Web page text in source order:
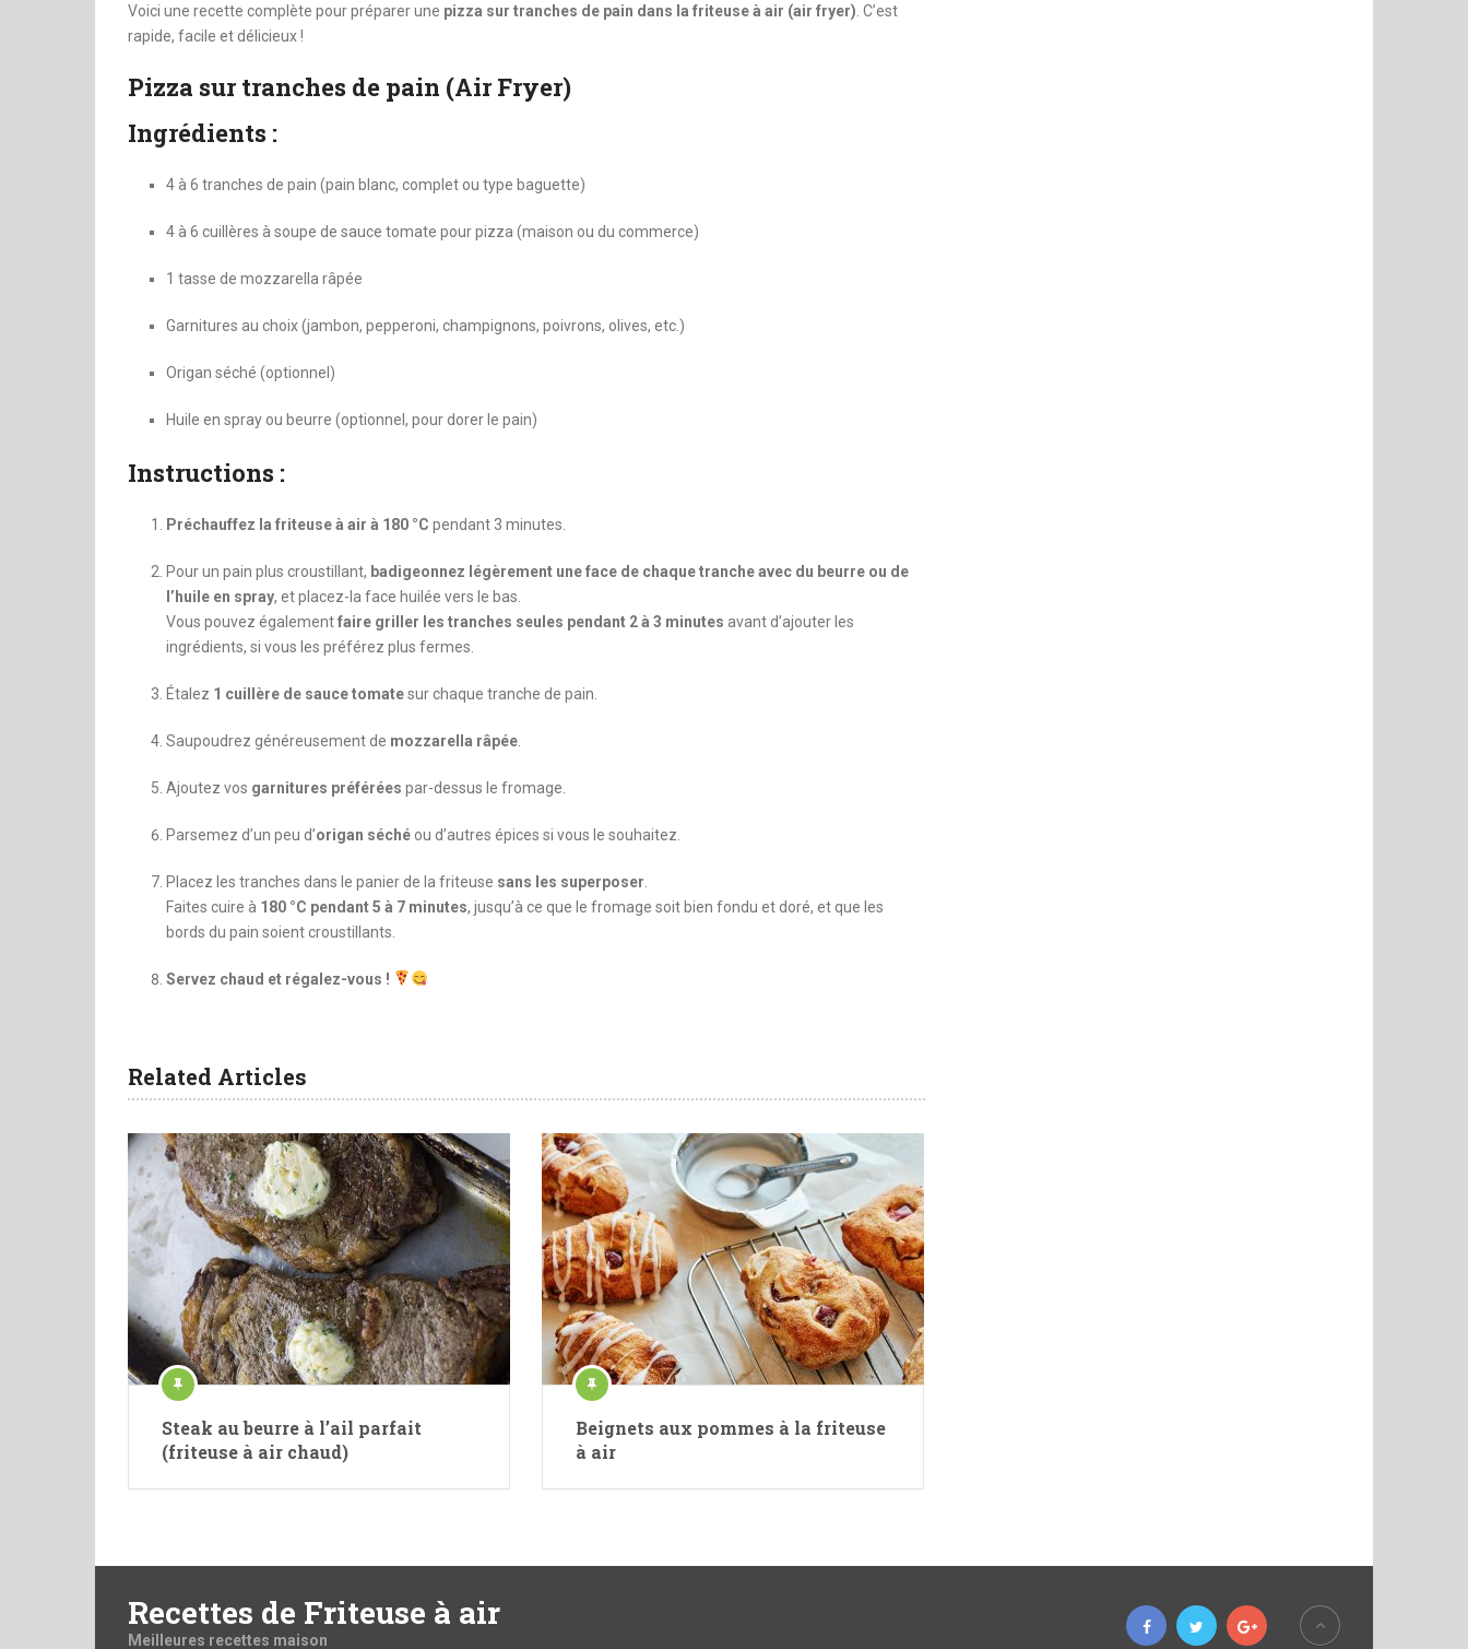
Voici une recette complète pour préparer une pizza sur tranches de pain dans la friteuse à air (air fryer) . C’est
rapide, facile et délicieux !
Pizza sur tranches de pain (Air Fryer)
Ingrédients :
4 à 6 tranches de pain (pain blanc, complet ou type baguette)
4 à 6 cuillères à soupe de sauce tomate pour pizza (maison ou du commerce)
1 tasse de mozzarella râpée
Garnitures au choix (jambon, pepperoni, champignons, poivrons, olives, etc.)
Origan séché (optionnel)
Huile en spray ou beurre (optionnel, pour dorer le pain)
Instructions :
Préchauffez la friteuse à air à 180 °C pendant 3 minutes.
Pour un pain plus croustillant, badigeonnez légèrement une face de chaque tranche avec du beurre ou de
l’huile en spray, et placez-la face huilée vers le bas.
Vous pouvez égalementfaire griller les tranches seules pendant 2 à 3 minutes avant d’ajouter les
ingrédients, si vous les préférez plus fermes.
Étalez 1 cuillère de sauce tomatesur chaque tranche de pain.
Saupoudrez généreusement de mozzarella râpée
Ajoutez vos garnitures préférées par-dessus le fromage.
Parsemez d’un peu d’origan séché ou d’autres épices si vous le souhaitez.
Placez les tranches dans le panier de la friteuse sans les superposer
Faites cuire à 180 °C pendant 5 à 7 minutes, jusqu’à ce que le fromage soit bien fondu et doré, et que les
bords du pain soient croustillants.
Servez chaud et régalez-vous !
Related Articles
Steak au beurre à l’ail parfait
(friteuse à air chaud)
Beignets aux pommes à la friteuse
à air
Recettes de Friteuse à air
Meilleures recettes maison